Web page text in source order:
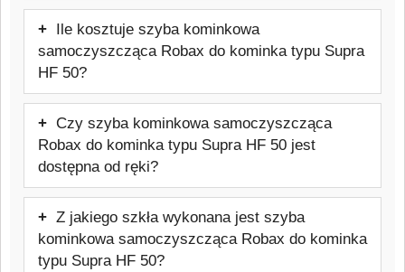
Szyba kominkowa samoczyszcząca
Robax do kominka typu Supra HF 50 ma
rozmiar: 586x399 mm.
Ile kosztuje szyba kominkowa
samoczyszcząca Robax do kominka typu Supra
HF 50?
Cena: 491,01 zł brutto.
Czy szyba kominkowa samoczyszcząca
Robax do kominka typu Supra HF 50 jest
dostępna od ręki?
Produkt jest wykonywany na indywidualne
zamówienie, dlatego nie jest produktem
magazynowym dostępnym od ręki.
Z jakiego szkła wykonana jest szyba
kominkowa samoczyszcząca Robax do kominka
typu Supra HF 50?